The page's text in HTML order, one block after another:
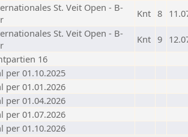
St. Veit Open - B-
Knt 8
St. Veit Open - B-
Knt 9
16
per 01.10.2025
per 01.01.2026
per 01.04.2026
per 01.07.2026
per 01.10.2026